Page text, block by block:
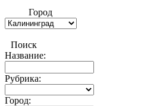
Город
Поиск
Название:
Рубрика:
Город: